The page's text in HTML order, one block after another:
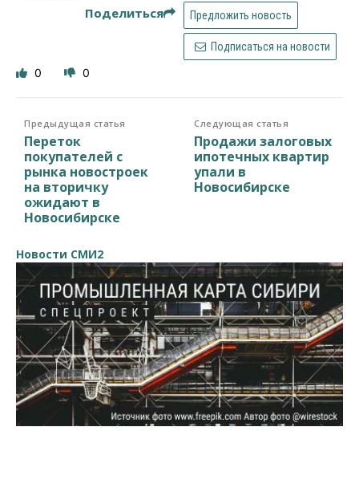
Поделиться Предложить новость
Подписаться на новости
0 0
Предыдущая статья
Переток
покупателей с
рынка новостроек
на вторичку
ожидают в
Новосибирске
Следующая статья
Продажи залоговых
ипотечных квартир
упали в
Новосибирске
Новости СМИ2